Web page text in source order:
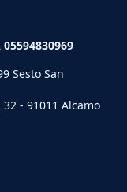
05594830969
Sesto San
- 91011 Alcamo